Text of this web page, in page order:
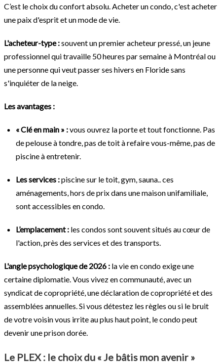
C’est le choix du confort absolu. Acheter un condo, c'est acheter
une paix d'esprit et un mode de vie.
L'acheteur-type :souvent un premier acheteur pressé, un jeune
professionnel qui travaille 50 heures par semaine à Montréal ou
une personne qui veut passer ses hivers en Floride sans
s'inquiéter de la neige.
Les avantages :
« Clé en main » :vous ouvrez la porte et tout fonctionne. Pas
de pelouse à tondre, pas de toit à refaire vous-même, pas de
piscine à entretenir.
Les services :piscine sur le toit, gym, sauna.. ces
aménagements, hors de prix dans une maison unifamiliale,
sont accessibles en condo.
L’emplacement : les condos sont souvent situés au cœur de
l'action, près des services et des transports.
L'angle psychologique de 2026 : la vie en condo exige une
certaine diplomatie. Vous vivez en communauté, avec un
syndicat de copropriété, une déclaration de copropriété et des
assemblées annuelles. Si vous détestez les règles ou si le bruit
de votre voisin vous irrite au plus haut point, le condo peut
devenir une prison dorée.
Le PLEX : le choix du « Je bâtis mon avenir »